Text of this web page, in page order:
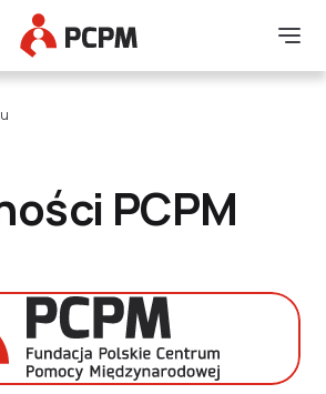
Główne Logo
PCPM